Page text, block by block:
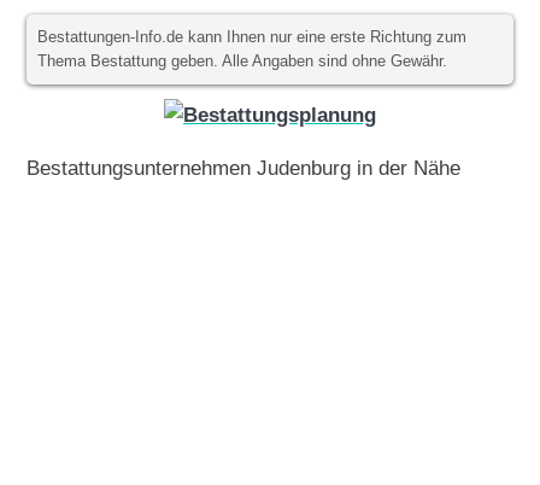
Bestattungen-Info.de kann Ihnen nur eine erste Richtung zum
Thema Bestattung geben. Alle Angaben sind ohne Gewähr.
Bestattungsunternehmen Judenburg in der Nähe